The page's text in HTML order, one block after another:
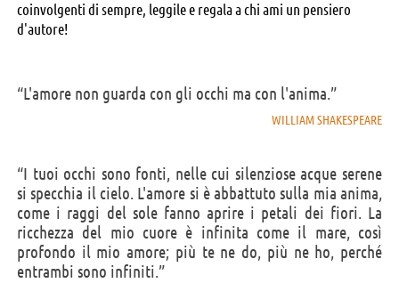
coinvolgenti di sempre, leggile e regala a chi ami un pensiero
d'autore!
“L'amore non guarda con gli occhi ma con l'anima.”
WILLIAM SHAKESPEARE
“I tuoi occhi sono fonti, nelle cui silenziose acque serene
si specchia il cielo. L'amore si è abbattuto sulla mia anima,
come i raggi del sole fanno aprire i petali dei fiori. La
ricchezza del mio cuore è infinita come il mare, così
profondo il mio amore; più te ne do, più ne ho, perché
entrambi sono infiniti.”